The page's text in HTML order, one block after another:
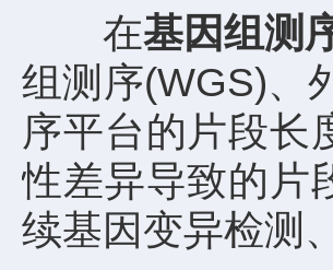
在基因组测
组测序(WGS)、
序平台的片段长
性差异导致的片
续基因变异检测